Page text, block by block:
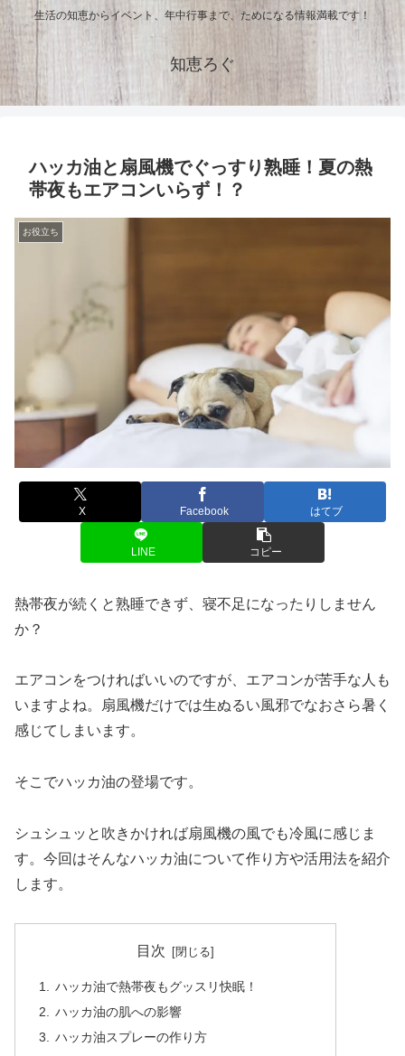
生活の知恵からイベント、年中行事まで、ためになる情報満載です！
知恵ろぐ
ハッカ油と扇風機でぐっすり熟睡！夏の熱
帯夜もエアコンいらず！？
お役立ち
X Facebook はてブ
LINE コピー
熱帯夜が続くと熟睡できず、寝不足になったりしません
か？
エアコンをつければいいのですが、エアコンが苦手な人も
いますよね。扇風機だけでは生ぬるい風邪でなおさら暑く
感じてしまいます。
そこでハッカ油の登場です。
シュシュッと吹きかければ扇風機の風でも冷風に感じま
す。今回はそんなハッカ油について作り方や活用法を紹介
します。
目次
ハッカ油で熱帯夜もグッスリ快眠！
ハッカ油の肌への影響
ハッカ油スプレーの作り方